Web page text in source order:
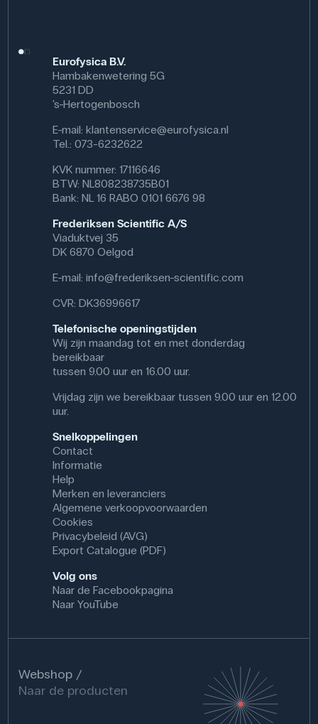
Eurofysica B.V.
Hambakenwetering 5G
5231 DD
's-Hertogenbosch
E-mail:klantenservice@eurofysica.nl
Tel.: 073-6232622
KVK nummer: 17116646
BTW: NL808238735B01
Bank: NL 16 RABO 0101 6676 98
Frederiksen Scientific A/S
Viaduktvej 35
DK 6870 Oelgod
E-mail:info@frederiksen-scientific.com
CVR: DK36996617
Telefonische openingstijden
Wij zijn maandag tot en met donderdag
bereikbaar
tussen 9.00 uur en 16.00 uur.
Vrijdag zijn we bereikbaar tussen 9.00 uur en 12.00
uur.
Snelkoppelingen
Contact
Informatie
Help
Merken en leveranciers
Algemene verkoopvoorwaarden
Cookies
Privacybeleid (AVG)
Export Catalogue (PDF)
Volg ons
Naar de Facebookpagina
Naar YouTube
Webshop
Naar de producten